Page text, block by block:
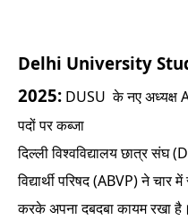
Delhi University
2025: DUSU के नए अध्यक्ष
पदों पर कब्जा
दिल्ली विश्वविद्यालय छात्र संघ
विद्यार्थी परिषद (ABVP) ने चार
करके अपना दबदबा कायम रखा है।